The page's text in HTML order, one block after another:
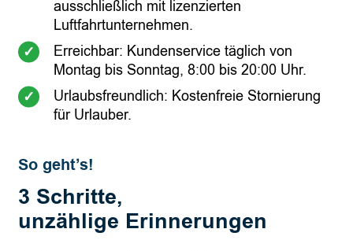
ausschließlich mit lizenzierten
Luftfahrtunternehmen.
Erreichbar: Kundenservice täglich von
Montag bis Sonntag, 8:00 bis 20:00 Uhr.
Urlaubsfreundlich: Kostenfreie Stornierung
für Urlauber.
So geht’s!
3 Schritte,
unzählige Erinnerungen